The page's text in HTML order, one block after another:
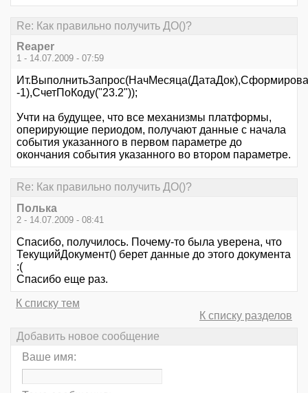
Re: Как правильно получить ДО()?
Reaper
1 - 14.07.2009 - 07:59
-1),СчетПоКоду("23.2"));
Учти на будущее, что все механизмы платформы,
оперирующие периодом, получают данные с начала
события указанного в первом параметре до
окончания события указанного во втором параметре.
Re: Как правильно получить ДО()?
Полька
2 - 14.07.2009 - 08:41
Спасибо, получилось. Почему-то была уверена, что
ТекущийДокумент() берет данные до этого документа
:(
Спасибо еще раз.
К списку тем
К списку разделов
Добавить новое сообщение
Ваше имя: